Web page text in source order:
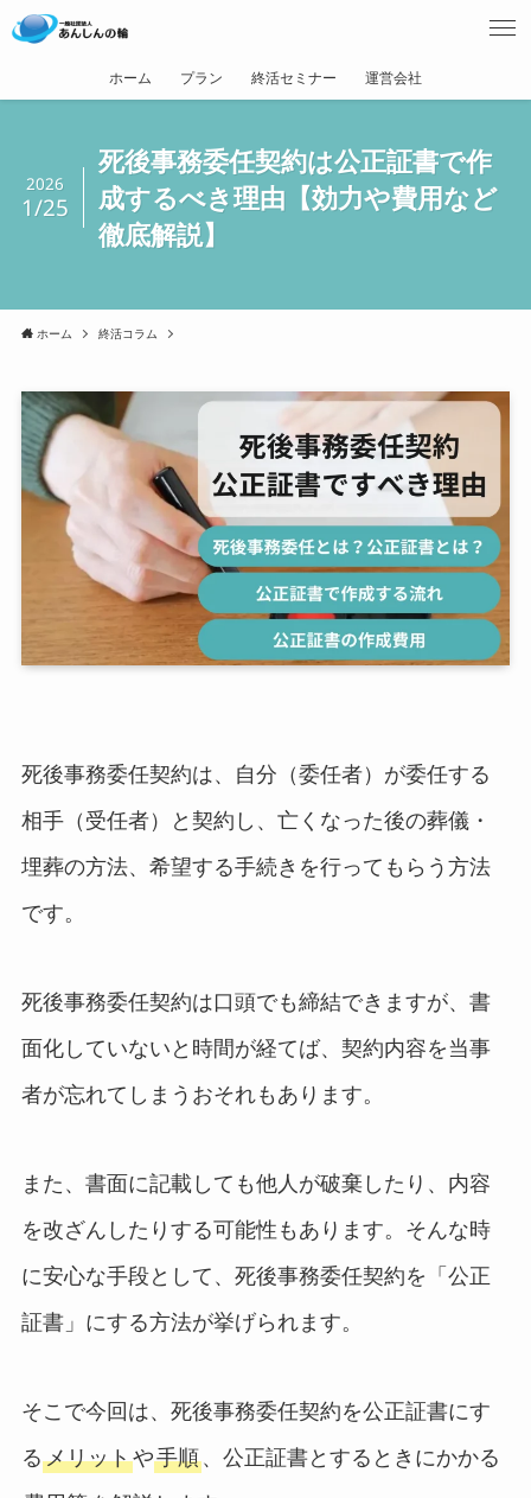
ホーム プラン 終活セミナー 運営会社
死後事務委任契約は公正証書で作
成するべき理由【効力や費用など
徹底解説】
2026
1/25
ホーム 終活コラム
死後事務委任契約は、自分（委任者）が委任する
相手（受任者）と契約し、亡くなった後の葬儀・
埋葬の方法、希望する手続きを行ってもらう方法
です。
死後事務委任契約は口頭でも締結できますが、書
面化していないと時間が経てば、契約内容を当事
者が忘れてしまうおそれもあります。
また、書面に記載しても他人が破棄したり、内容
を改ざんしたりする可能性もあります。そんな時
に安心な手段として、死後事務委任契約を「公正
証書」にする方法が挙げられます。
そこで今回は、死後事務委任契約を公正証書にす
るメリットや手順、公正証書とするときにかかる